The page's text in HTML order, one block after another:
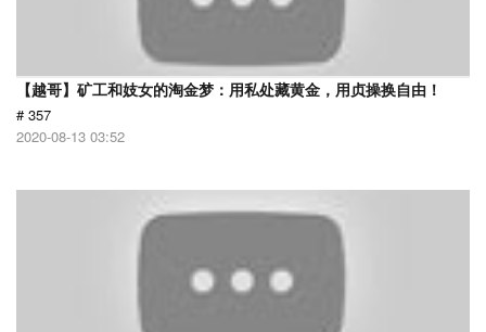
【越哥】矿工和妓女的淘金梦：用私处藏黄金，用贞操换自由！
# 357
2020-08-13 03:52